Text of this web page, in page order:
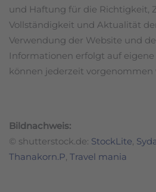
und Haftung für die Richtigkeit,
Vollständigkeit und Aktualität
Verwendung der Website und
Informationen erfolgt auf
können jederzeit vorgenommen
Bildnachweis:
© shutterstock.de: StockLite,
Thanakorn.P, Travel mania